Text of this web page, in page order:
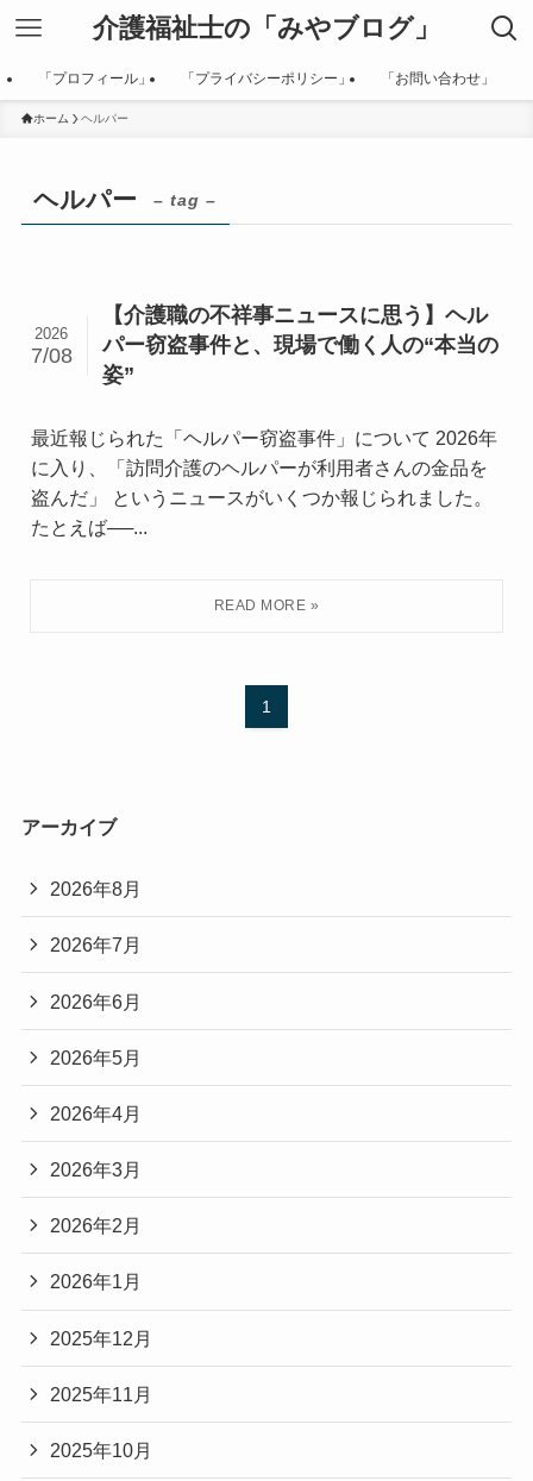
介護福祉士の「みやブログ」
「プロフィール」 「プライバシーポリシー」 「お問い合わせ」
ホーム ヘルパー
ヘルパー – tag –
【介護職の不祥事ニュースに思う】ヘル
パー窃盗事件と、現場で働く人の“本当の
姿”
2026
7/08
最近報じられた「ヘルパー窃盗事件」について 2026年
に入り、「訪問介護のヘルパーが利用者さんの金品を
盗んだ」 というニュースがいくつか報じられました。
たとえば──...
1
アーカイブ
2026年8月
2026年7月
2026年6月
2026年5月
2026年4月
2026年3月
2026年2月
2026年1月
2025年12月
2025年11月
2025年10月